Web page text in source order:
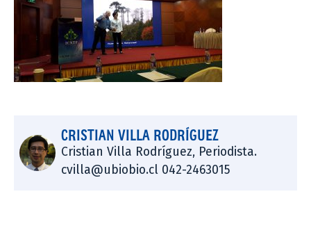
CRISTIAN VILLA RODRÍGUEZ
Cristian Villa Rodríguez, Periodista.
cvilla@ubiobio.cl 042-2463015